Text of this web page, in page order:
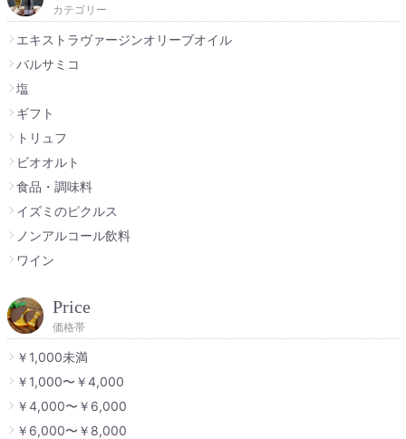
カテゴリー
エキストラヴァージンオリーブオイル
バルサミコ
塩
ギフト
トリュフ
ビオオルト
食品・調味料
イズミのピクルス
ノンアルコール飲料
ワイン
Price
価格帯
￥1,000未満
￥1,000〜￥4,000
￥4,000〜￥6,000
￥6,000〜￥8,000